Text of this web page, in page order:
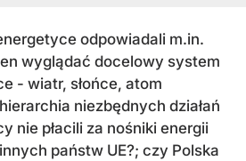
odpowiadali m.in.
wyglądać docelowy system
- wiatr, słońce, atom
niezbędnych działań
nie płacili za nośniki energii
państw UE?; czy Polska